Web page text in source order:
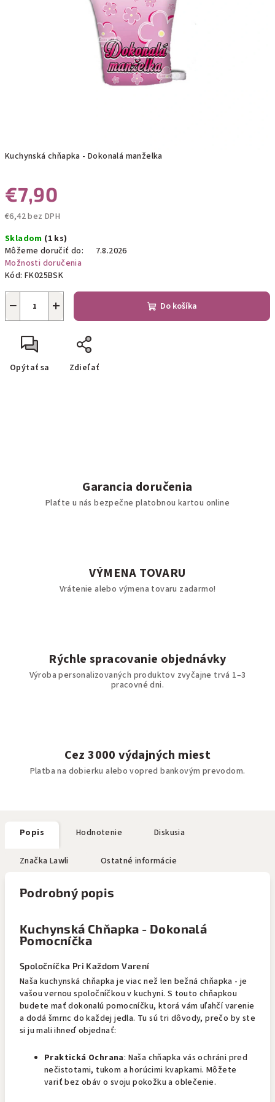
Kuchynská chňapka - Dokonalá manželka
€7,90
€6,42 bez DPH
cena:
Skladom (1 ks)
Môžeme doručiť do:
7.8.2026
Možnosti doručenia
Kód: FK025BSK
+
− Do košíka
Opýtať sa Zdieľať
Garancia doručenia
Plaťte u nás bezpečne platobnou kartou online
VÝMENA TOVARU
Vrátenie alebo výmena tovaru zadarmo!
Rýchle spracovanie objednávky
Výroba personalizovaných produktov zvyčajne trvá 1–3
pracovné dni.
Cez 3000 výdajných miest
Platba na dobierku alebo vopred bankovým prevodom.
Popis Hodnotenie Diskusia
Značka Lawli Ostatné informácie
Podrobný popis
Kuchynská Chňapka - Dokonalá
Pomocníčka
Spoločníčka Pri Každom Varení
Naša kuchynská chňapka je viac než len bežná chňapka - je
vašou vernou spoločníčkou v kuchyni. S touto chňapkou
budete mať dokonalú pomocníčku, ktorá vám uľahčí varenie
a dodá šmrnc do každej jedla. Tu sú tri dôvody, prečo by ste
si ju mali ihneď objednať:
Praktická Ochrana: Naša chňapka vás ochráni pred
nečistotami, tukom a horúcimi kvapkami. Môžete
variť bez obáv o svoju pokožku a oblečenie.